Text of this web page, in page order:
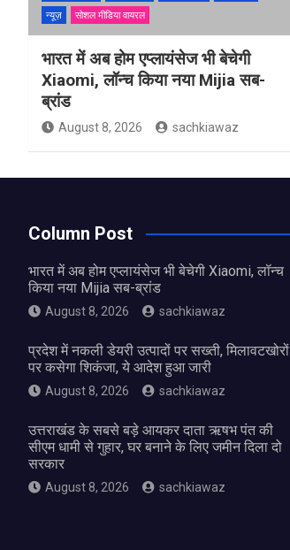
न्यूज़
सोशल मीडिया वायरल
भारत में अब होम एप्लायंसेज भी बेचेगी
Xiaomi, लॉन्च किया नया Mijia सब-
ब्रांड
August 8, 2026 sachkiawaz
Column Post
भारत में अब होम एप्लायंसेज भी बेचेगी Xiaomi, लॉन्च
किया नया Mijia सब-ब्रांड
August 8, 2026 sachkiawaz
प्रदेश में नकली डेयरी उत्पादों पर सख्ती, मिलावटखोरों
पर कसेगा शिकंजा, ये आदेश हुआ जारी
August 8, 2026 sachkiawaz
उत्तराखंड के सबसे बड़े आयकर दाता ऋषभ पंत की
सीएम धामी से गुहार, घर बनाने के लिए जमीन दिला दो
सरकार
August 8, 2026 sachkiawaz